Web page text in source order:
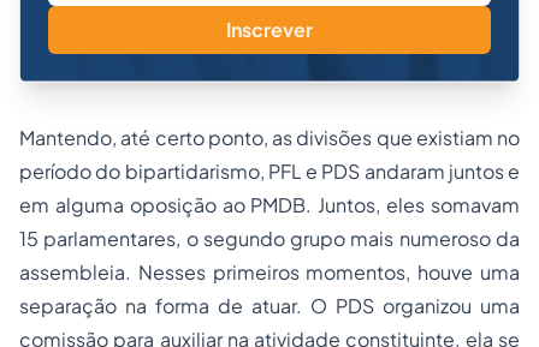
Inscrever
Mantendo, até certo ponto, as divisões que existiam no
período do bipartidarismo, PFL e PDS andaram juntos e
em alguma oposição ao PMDB. Juntos, eles somavam
15 parlamentares, o segundo grupo mais numeroso da
assembleia. Nesses primeiros momentos, houve uma
separação na forma de atuar. O PDS organizou uma
comissão para auxiliar na atividade constituinte, ela se